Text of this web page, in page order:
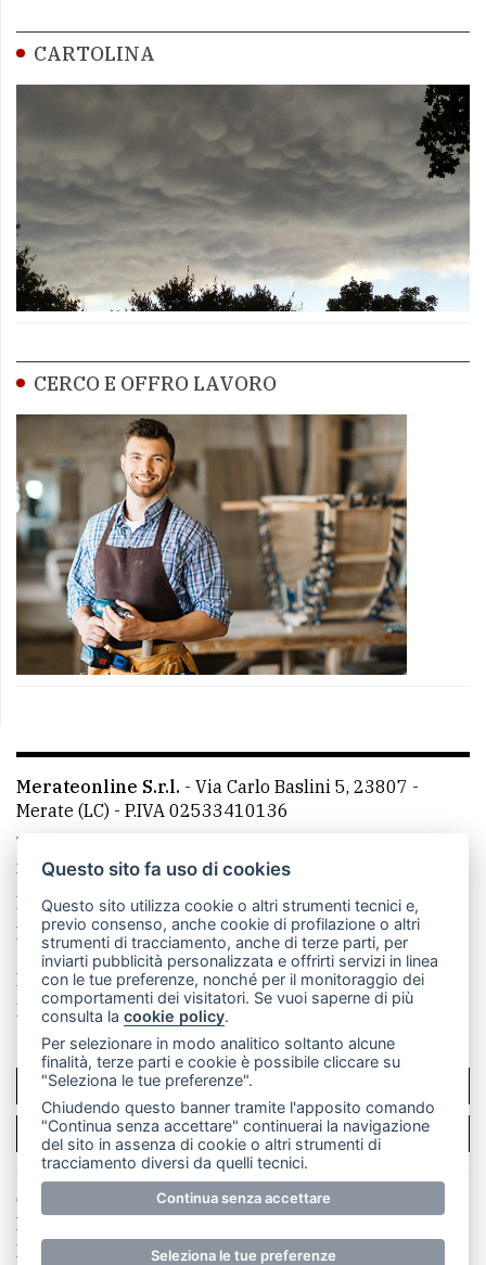
CARTOLINA
CERCO E OFFRO LAVORO
Merateonline S.r.l. - Via Carlo Baslini 5, 23807 -
Merate (LC) - P.IVA 02533410136
Telefono:
mail: redazione@merateonline.it
La redazione
CasateOnline LeccoOnline
RSS
Made by VIP
Privacy policy
Cookie policy
Rivedi le tue scelte sui cookie
SCRIVICI
PER LA TUA PUBBLICITÀ
© Copyright Merateonline S.r.l. - Tutti i diritti riservati.
E' proibita la riproduzione e pubblicazione anche
parziale di testi, articoli e immagini senza la
Questo sito fa uso di cookies
Questo sito utilizza cookie o altri strumenti tecnici e,
previo consenso, anche cookie di profilazione o altri
strumenti di tracciamento, anche di terze parti, per
inviarti pubblicità personalizzata e offrirti servizi in linea
con le tue preferenze, nonché per il monitoraggio dei
comportamenti dei visitatori. Se vuoi saperne di più
consulta lacookie policy.
Per selezionare in modo analitico soltanto alcune
finalità, terze parti e cookie è possibile cliccare su
"Seleziona le tue preferenze".
Chiudendo questo banner tramite l'apposito comando
"Continua senza accettare" continuerai la navigazione
del sito in assenza di cookie o altri strumenti di
tracciamento diversi da quelli tecnici.
Continua senza accettare
Seleziona le tue preferenze